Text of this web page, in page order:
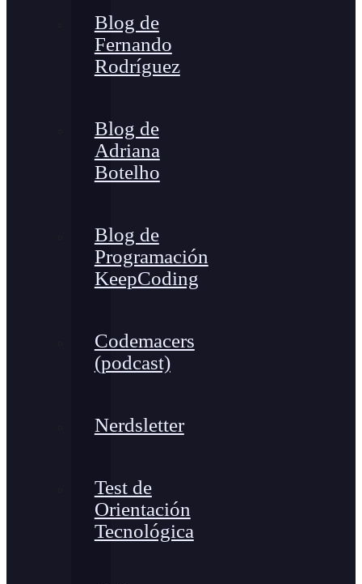
Blog de
Fernando
Rodríguez
Blog de
Adriana
Botelho
Blog de
Programación
KeepCoding
Codemacers
(podcast)
Nerdsletter
Test de
Orientación
Tecnológica